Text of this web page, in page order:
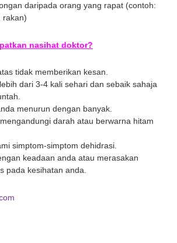
daripada orang yang rapat (contoh:
rakan)
nasihat doktor?
tidak memberikan kesan.
dari 3-4 kali sehari dan sebaik sahaja
menurun dengan banyak.
darah atau berwarna hitam
simptom-simptom dehidrasi.
keadaan anda atau merasakan
pada kesihatan anda.